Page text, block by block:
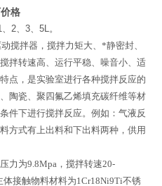
格
、2、3、5L。
搅拌器，搅拌力矩大、*静密封、
拌转速高、运行平稳、噪音小、适
点，是实验室进行各种搅拌反应的
陶瓷、聚四氟乙烯填充碳纤维等材
件下进行搅拌反应。例如：气液反
方式有上出料和下出料两种，供用
力为9.8Mpa ，搅拌转速20-
体接触物料材料为1Cr18Ni9Ti不锈